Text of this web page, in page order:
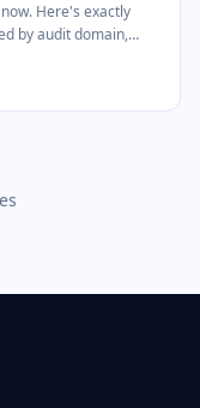
Here's exactly
by audit domain,